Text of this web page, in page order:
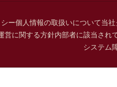
ー個人情報の取扱いについて当
営に関する方針内部者に該当され
システム